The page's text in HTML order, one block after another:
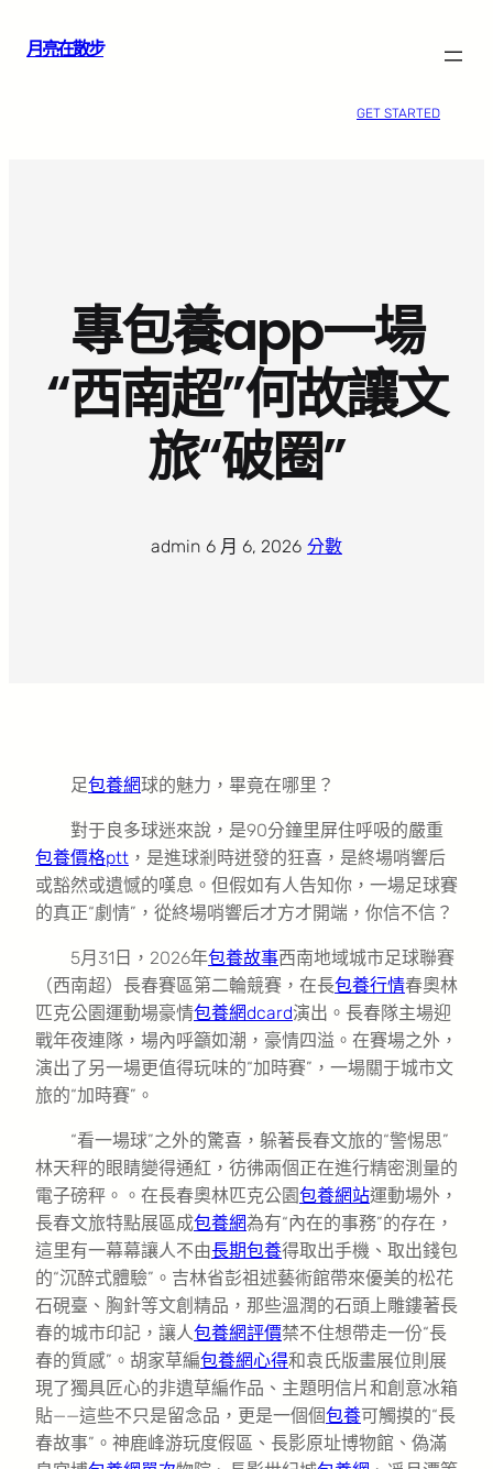
月亮在散步
GET STARTED
專包養app一場
“西南超”何故讓文
旅“破圈”
admin 6 月 6, 2026 分數
足包養網球的魅力，畢竟在哪里？
對于良多球迷來說，是90分鐘里屏住呼吸的嚴重
包養價格ptt ，是進球剎時迸發的狂喜，是終場哨響后
或豁然或遺憾的嘆息。但假如有人告知你，一場足球賽
的真正“劇情”，從終場哨響后才方才開端，你信不信？
5月31日，2026年包養故事西南地域城市足球聯賽
（西南超）長春賽區第二輪競賽，在長包養行情春奧林
匹克公園運動場豪情包養網dcard演出。長春隊主場迎
戰年夜連隊，場內呼籲如潮，豪情四溢。在賽場之外，
演出了另一場更值得玩味的“加時賽”，一場關于城市文
旅的“加時賽”。
“看一場球”之外的驚喜，躲著長春文旅的“警惕思”
林天秤的眼睛變得通紅，彷彿兩個正在進行精密測量的
電子磅秤。。在長春奧林匹克公園包養網站運動場外，
長春文旅特點展區成包養網為有“內在的事務”的存在，
這里有一幕幕讓人不由長期包養得取出手機、取出錢包
的“沉醉式體驗”。吉林省彭祖述藝術館帶來優美的松花
石硯臺、胸針等文創精品，那些溫潤的石頭上雕鏤著長
春的城市印記，讓人包養網評價禁不住想帶走一份“長
春的質感”。胡家草編包養網心得和袁氏版畫展位則展
現了獨具匠心的非遺草編作品、主題明信片和創意冰箱
貼——這些不只是留念品，更是一個個包養可觸摸的“長
春故事”。神鹿峰游玩度假區、長影原址博物館、偽滿